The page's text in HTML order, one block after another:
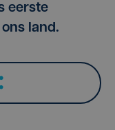
eerste
land.